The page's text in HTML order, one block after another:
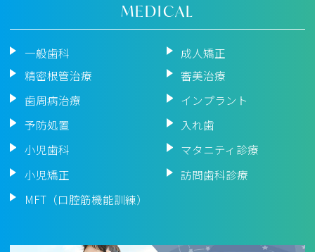
MEDICAL
一般歯科
精密根管治療
歯周病治療
予防処置
小児歯科
小児矯正
MFT（口腔筋機能訓練）
成人矯正
審美治療
インプラント
入れ歯
マタニティ診療
訪問歯科診療